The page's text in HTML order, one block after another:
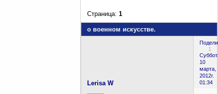
о военном искусстве.
Страница:1
1
10
марта,
2012г.
01:34
Lerisa W